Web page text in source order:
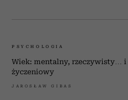
PSYCHOLOGIA
Wiek: mentalny, rzeczywisty… i
życzeniowy
JAROSŁAW GIBAS